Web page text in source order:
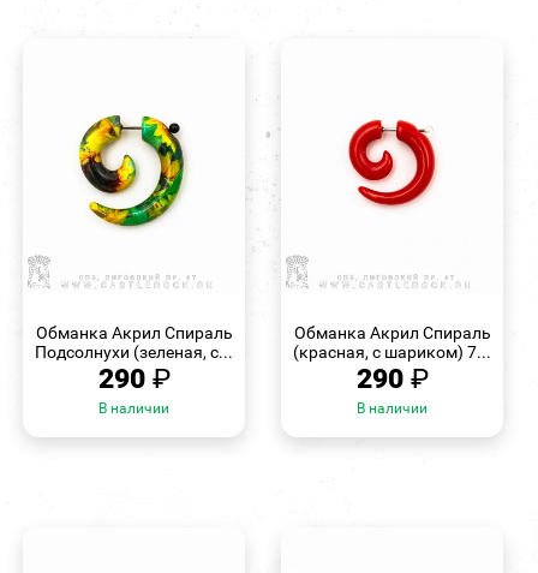
Обманка Акрил Спираль
Подсолнухи (зеленая, с...
290 ₽
В наличии
Обманка Акрил Спираль
(красная, с шариком) 7...
290 ₽
В наличии